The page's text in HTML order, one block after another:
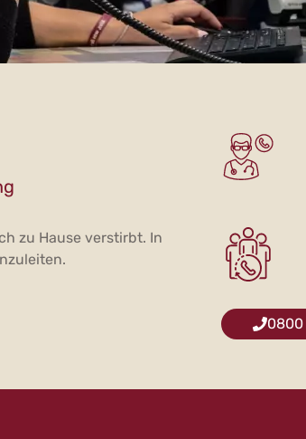
zu Hause verstirbt. In
0800